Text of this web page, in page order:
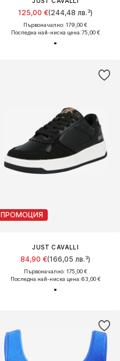
125,00 €(244,48 лв.³)
Първоначално: 179,00 €
Последна най-ниска цена:75,00 €
ПРОМОЦИЯ
JUST CAVALLI
84,90 €(166,05 лв.³)
Първоначално: 175,00 €
Последна най-ниска цена:63,00 €